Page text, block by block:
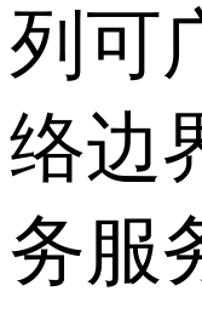
列可
络边
务服